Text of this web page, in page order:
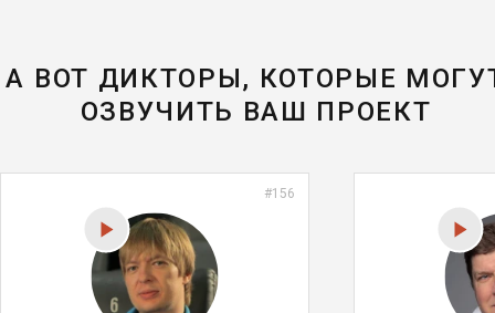
А ВОТ ДИКТОРЫ, КОТОРЫЕ
ОЗВУЧИТЬ ВАШ ПРОЕКТ
#156